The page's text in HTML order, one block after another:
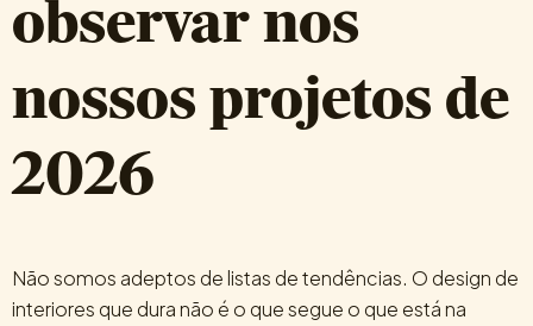
observar nos
nossos projetos de
2026
Não somos adeptos de listas de tendências. O design de
interiores que dura não é o que segue o que está na